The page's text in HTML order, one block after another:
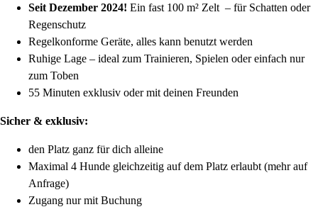
Seit Dezember 2024! Ein fast 100 m² Zelt – für Schatten oder
Regenschutz
Regelkonforme Geräte, alles kann benutzt werden
Ruhige Lage – ideal zum Trainieren, Spielen oder einfach nur
zum Toben
55 Minuten exklusiv oder mit deinen Freunden
Sicher & exklusiv:
den Platz ganz für dich alleine
Maximal 4 Hunde gleichzeitig auf dem Platz erlaubt (mehr auf
Anfrage)
Zugang nur mit Buchung